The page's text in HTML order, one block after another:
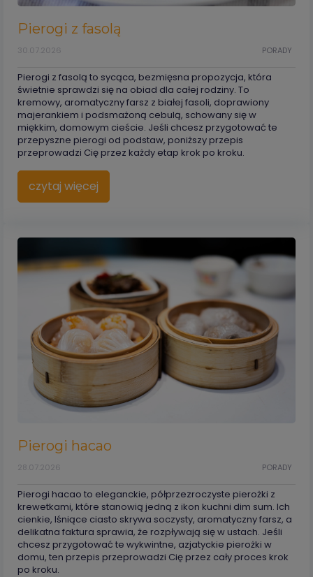
Pierogi z fasolą
PORADY
30.07.2026
Pierogi z fasolą to sycąca, bezmięsna propozycja, która
świetnie sprawdzi się na obiad dla całej rodziny. To
kremowy, aromatyczny farsz z białej fasoli, doprawiony
majerankiem i podsmażoną cebulą, schowany się w
miękkim, domowym cieście. Jeśli chcesz przygotować te
przepyszne pierogi od podstaw, poniższy przepis
przeprowadzi Cię przez każdy etap krok po kroku.
czytaj więcej
Pierogi hacao
PORADY
28.07.2026
Pierogi hacao to eleganckie, półprzezroczyste pierożki z
krewetkami, które stanowią jedną z ikon kuchni dim sum. Ich
cienkie, lśniące ciasto skrywa soczysty, aromatyczny farsz, a
delikatna faktura sprawia, że rozpływają się w ustach. Jeśli
chcesz przygotować te wykwintne, azjatyckie pierożki w
domu, ten przepis przeprowadzi Cię przez cały proces krok
po kroku.